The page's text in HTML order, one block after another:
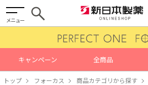
メニュー
キャンペーン 全商品
トップ フォーカス 商品カテゴリから探す